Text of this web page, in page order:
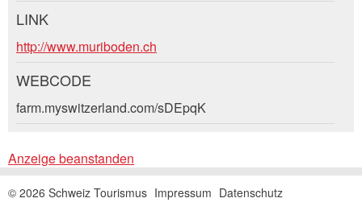
Anzeige unvollständig
* Eingabe erforderlich
Buchungsanfrage
Verfassen Sie eine Nachricht für die
Kontaktpersonen dieser Anzeige.
Anreise *
AUGUST 2026
Abreise
LINK
http://www.muriboden.ch
WEBCODE
farm.myswitzerland.com/sDEpqK
Anzeige beanstanden
© 2026 Schweiz Tourismus Impressum Datenschutz